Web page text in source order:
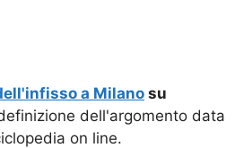
a Milano su
dell'argomento data
on line.